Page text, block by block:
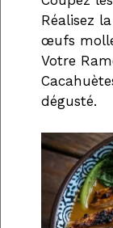
Réalisez
œufs
Votre
dégusté.